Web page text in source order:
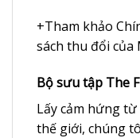
+Tham khảo
sách thu đổi của
Bộ sưu tập The
Lấy cảm hứng
thế giới, chúng